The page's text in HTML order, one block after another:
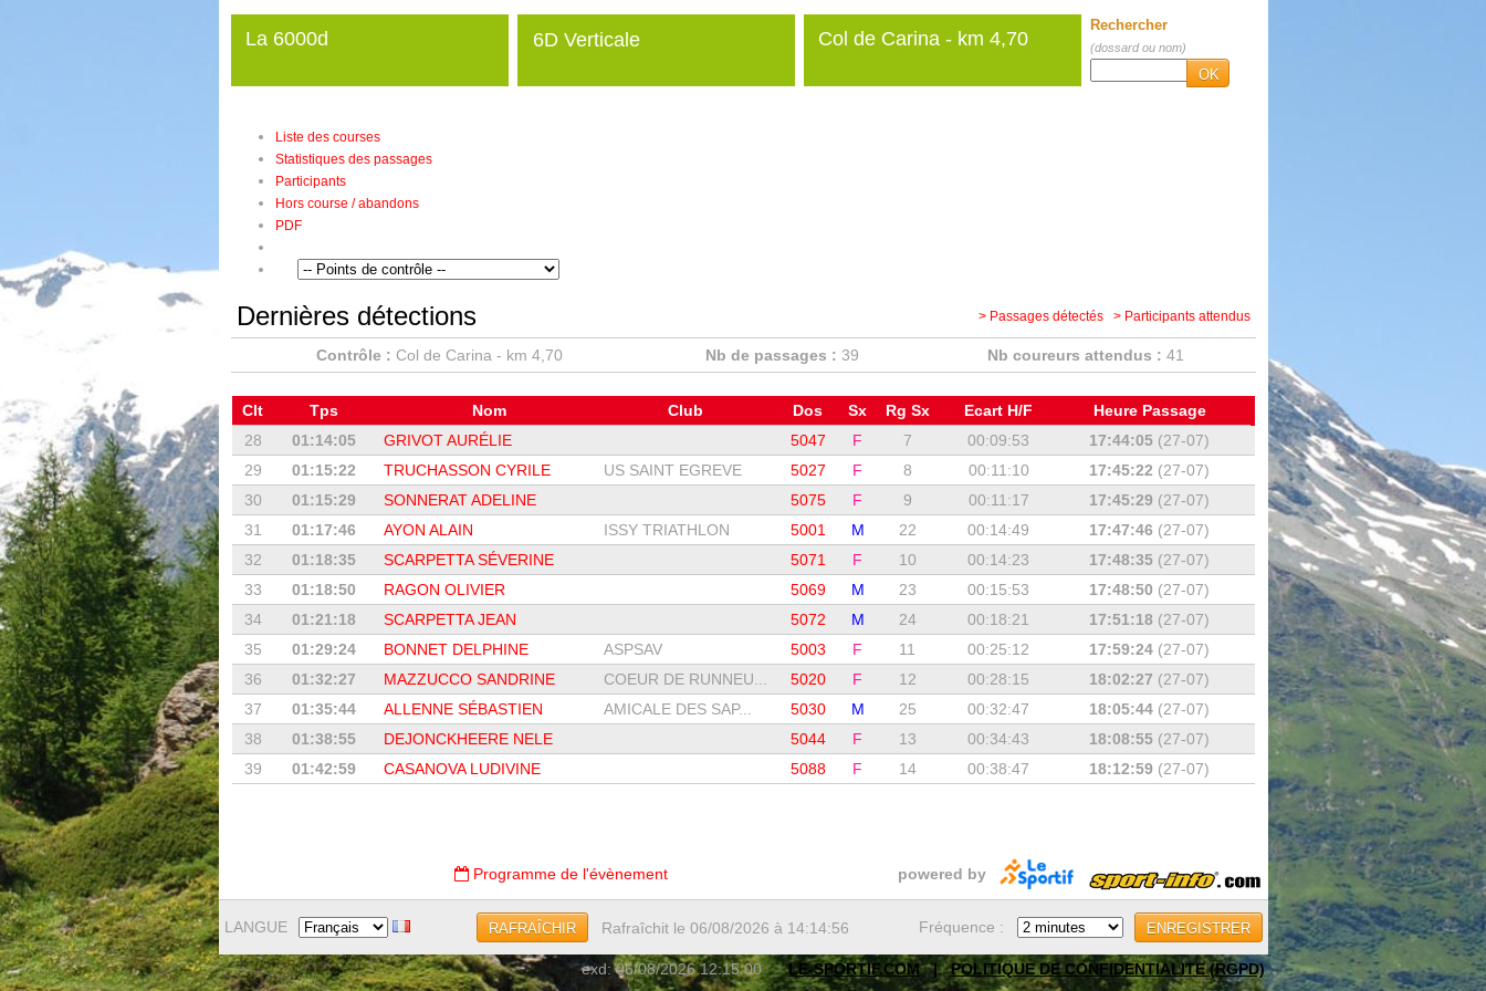
La 6000d 6D Verticale Col de Carina - km 4,70
Rechercher
(dossard ou nom)
OK
Liste des courses
Statistiques des passages
Participants
Hors course / abandons
PDF
Dernières détections > Passages détectés > Participants attendus
Contrôle : Col de Carina - km 4,70 Nb de passages : 39 Nb coureurs attendus : 41
Clt Tps Nom Club Dos Sx Rg Sx Ecart H/F
Heure Passage
28
01:14:05 GRIVOT AURÉLIE 5047 F 7 00:09:53 17:44:05 (27-07)
29
01:15:22 TRUCHASSON CYRILE US SAINT EGREVE 5027 F 8 00:11:10 17:45:22 (27-07)
30
01:15:29 SONNERAT ADELINE 5075 F 9 00:11:17 17:45:29 (27-07)
31
01:17:46 AYON ALAIN ISSY TRIATHLON 5001 M 22 00:14:49 17:47:46 (27-07)
32
01:18:35 SCARPETTA SÉVERINE 5071 F 10 00:14:23 17:48:35 (27-07)
33
01:18:50 RAGON OLIVIER 5069 M 23 00:15:53 17:48:50 (27-07)
34
01:21:18 SCARPETTA JEAN 5072 M 24 00:18:21 17:51:18 (27-07)
35
01:29:24 BONNET DELPHINE ASPSAV 5003 F 11 00:25:12 17:59:24 (27-07)
36
01:32:27 MAZZUCCO SANDRINE COEUR DE RUNNEU... 5020 F 12 00:28:15 18:02:27 (27-07)
37
01:35:44 ALLENNE SÉBASTIEN AMICALE DES SAP... 5030 M 25 00:32:47 18:05:44 (27-07)
38
01:38:55 DEJONCKHEERE NELE 5044 F 13 00:34:43 18:08:55 (27-07)
39
01:42:59 CASANOVA LUDIVINE 5088 F 14 00:38:47 18:12:59 (27-07)
Programme de l'évènement powered by
LANGUE RAFRAÎCHIR Rafraîchit le 06/08/2026 à 14:14:56 Fréquence : ENREGISTRER
exd: 06/08/2026 12:15:00 LE-SPORTIF.COM | POLITIQUE DE CONFIDENTIALITE (RGPD)